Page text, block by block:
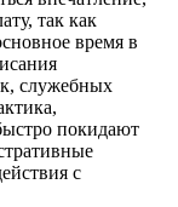
так как
время в
служебных
покидают
с